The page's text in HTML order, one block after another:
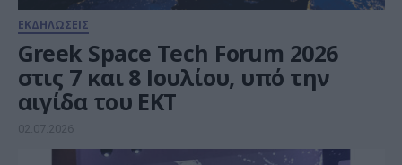
ΕΚΔΗΛΩΣΕΙΣ
Greek Space Tech Forum 2026
στις 7 και 8 Ιουλίου, υπό την
αιγίδα του ΕΚΤ
02.07.2026